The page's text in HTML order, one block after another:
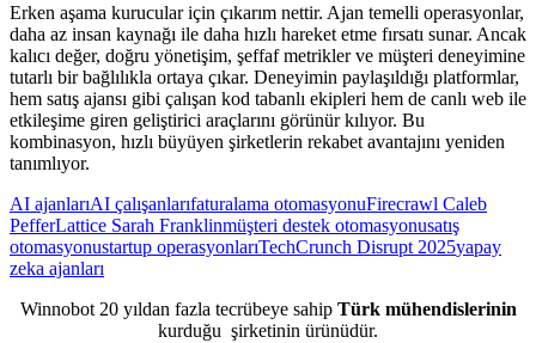
Erken aşama kurucular için çıkarım nettir. Ajan temelli operasyonlar,
daha az insan kaynağı ile daha hızlı hareket etme fırsatı sunar. Ancak
kalıcı değer, doğru yönetişim, şeffaf metrikler ve müşteri deneyimine
tutarlı bir bağlılıkla ortaya çıkar. Deneyimin paylaşıldığı platformlar,
hem satış ajansı gibi çalışan kod tabanlı ekipleri hem de canlı web ile
etkileşime giren geliştirici araçlarını görünür kılıyor. Bu
kombinasyon, hızlı büyüyen şirketlerin rekabet avantajını yeniden
tanımlıyor.
AI ajanlarıAI çalışanlarıfaturalama otomasyonuFirecrawl Caleb
PefferLattice Sarah Franklinmüşteri destek otomasyonusatış
otomasyonustartup operasyonlarıTechCrunch Disrupt 2025yapay
zeka ajanları
Winnobot 20 yıldan fazla tecrübeye sahip Türk mühendislerinin
kurduğu şirketinin ürünüdür.